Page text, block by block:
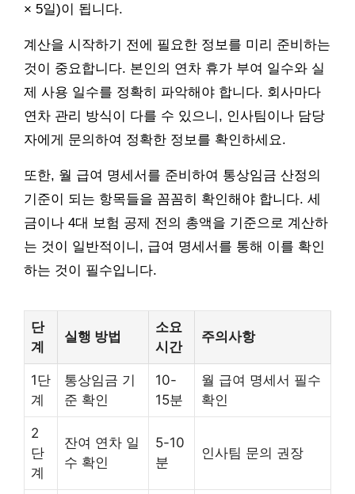
× 5일)이 됩니다.
계산을 시작하기 전에 필요한 정보를 미리 준비하는
것이 중요합니다. 본인의 연차 휴가 부여 일수와 실
제 사용 일수를 정확히 파악해야 합니다. 회사마다
연차 관리 방식이 다를 수 있으니, 인사팀이나 담당
자에게 문의하여 정확한 정보를 확인하세요.
또한, 월 급여 명세서를 준비하여 통상임금 산정의
기준이 되는 항목들을 꼼꼼히 확인해야 합니다. 세
금이나 4대 보험 공제 전의 총액을 기준으로 계산하
는 것이 일반적이니, 급여 명세서를 통해 이를 확인
하는 것이 필수입니다.
단
계
실행 방법
소요
시간
주의사항
1단
계
통상임금 기
준 확인
10-
15분
월 급여 명세서 필수
확인
2
단
계
잔여 연차 일
수 확인
5-10
분
인사팀 문의 권장